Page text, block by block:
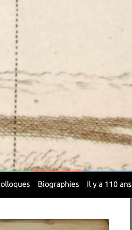
Biographies Il y a 110 ans